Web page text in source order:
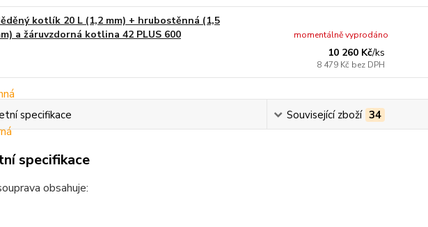
kotlík 20 L (1,2 mm) + hrubostěnná (1,5
a žáruvzdorná kotlina 42 PLUS 600
10 260 Kč/ks
8 479 Kč bez DPH
momentálně vyprodáno
specifikace Související zboží 34
specifikace
obsahuje: